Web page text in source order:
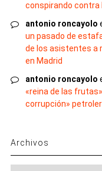
conspirando contra
antonio roncayolo
un pasado de
de los asistentes a
en Madrid
antonio roncayolo
«reina de las
corrupción»
Archivos